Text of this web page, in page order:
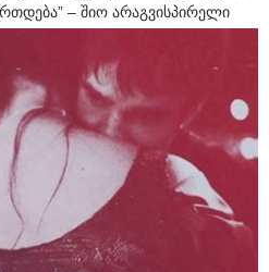
– შიო არაგვისპირელი